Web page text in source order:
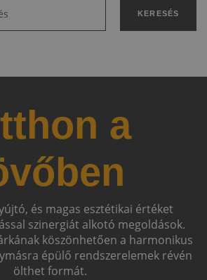
KERESÉS
a
és magas esztétikai értéket
szinergiát alkotó megoldások.
köszönhetően a harmonikus
épülő rendszerelemek révén
ölthet formát.